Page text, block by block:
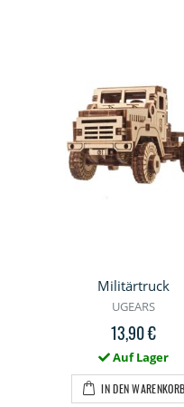
Militärtruck
UGEARS
13,90 €
Auf Lager
IN DEN WARENKORB